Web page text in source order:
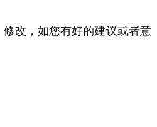
改，如您有好的建议或者意